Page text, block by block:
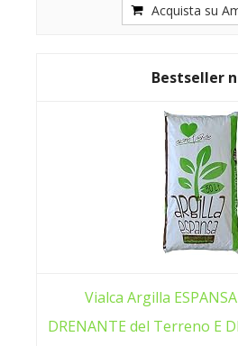
Acquista su
Vialca Argilla
DRENANTE del Terreno E